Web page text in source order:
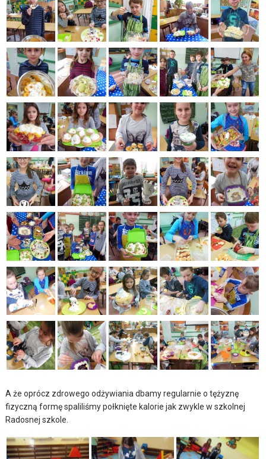
A że oprócz zdrowego odżywiania dbamy regularnie o tężyznę
fizyczną formę spaliliśmy połknięte kalorie jak zwykle w szkolnej
Radosnej szkole.